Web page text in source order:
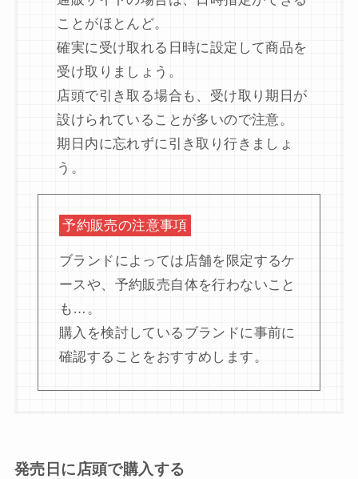
ことがほとんど。
確実に受け取れる日時に設定して商品を
受け取りましょう。
店頭で引き取る場合も、受け取り期日が
設けられていることが多いので注意。
期日内に忘れずに引き取り行きましょ
う。
予約販売の注意事項
ブランドによっては店舗を限定するケ
ースや、予約販売自体を行わないこと
も…。
購入を検討しているブランドに事前に
確認することをおすすめします。
発売日に店頭で購入する